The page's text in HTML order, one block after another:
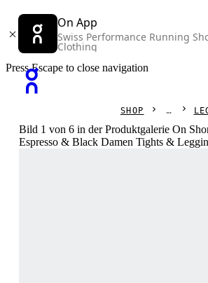
On App
Swiss Performance Running
Clothing
Press Escape to close navigation
SHOP
Bild 1 von 6 in der Produktgalerie On
Espresso & Black Damen Tights &